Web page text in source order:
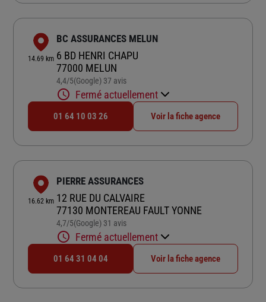
14.69 km
BC ASSURANCES MELUN
6 BD HENRI CHAPU
77000 MELUN
4,4/5Note de 4.4 sur 5
(Google) 37 avis
Fermé actuellement
01 64 10 03 26 Voir la fiche agence
16.62 km
PIERRE ASSURANCES
12 RUE DU CALVAIRE
77130 MONTEREAU FAULT YONNE
4,7/5Note de 4.7 sur 5
(Google) 31 avis
Fermé actuellement
01 64 31 04 04 Voir la fiche agence